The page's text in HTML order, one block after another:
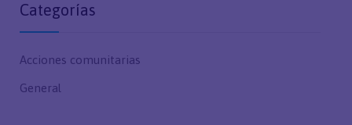
Categorías
Acciones comunitarias
General